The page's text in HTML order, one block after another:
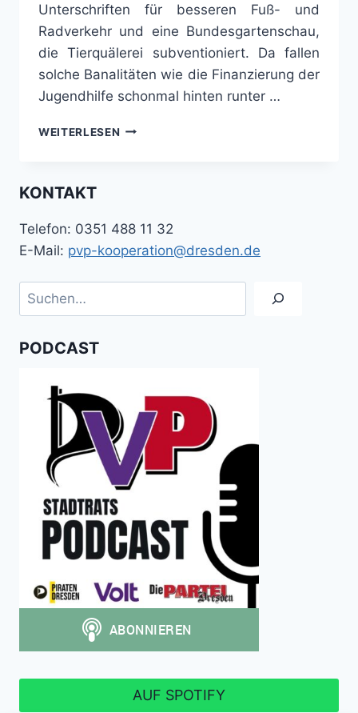
Unterschriften für besseren Fuß- und
Radverkehr und eine Bundesgartenschau,
die Tierquälerei subventioniert. Da fallen
solche Banalitäten wie die Finanzierung der
Jugendhilfe schonmal hinten runter …
WEITERLESEN DUNKLE
UND
TRANSPARENZ
–
PODCAST
PVP-
KONTAKT
Telefon: 0351 488 11 32
E-Mail: pvp-kooperation@dresden.de
Suchen
PODCAST
AUF SPOTIFY